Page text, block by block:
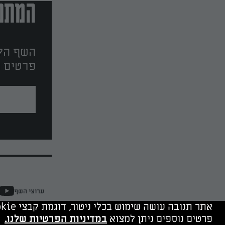
השף
פרטים
ערוצי השף
אתר תנובה עושה שימוש בכלי ניטור, דוגמת קבצי cookie, של תנובה ושל צדד שלישי. המשך גלישה מהווה הסכמה לשימוש בכלים אלה.
פרטים נוספים ניתן למצוא במדיניות הפרטיות שלנו.